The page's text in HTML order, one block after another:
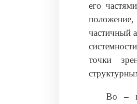
его
частичный
точки
Во –